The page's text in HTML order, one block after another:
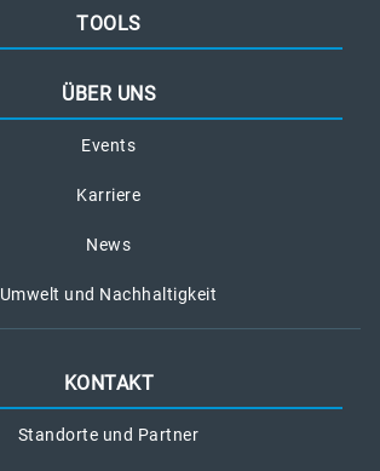
TOOLS
ÜBER UNS
Events
Karriere
News
Umwelt und Nachhaltigkeit
KONTAKT
Standorte und Partner